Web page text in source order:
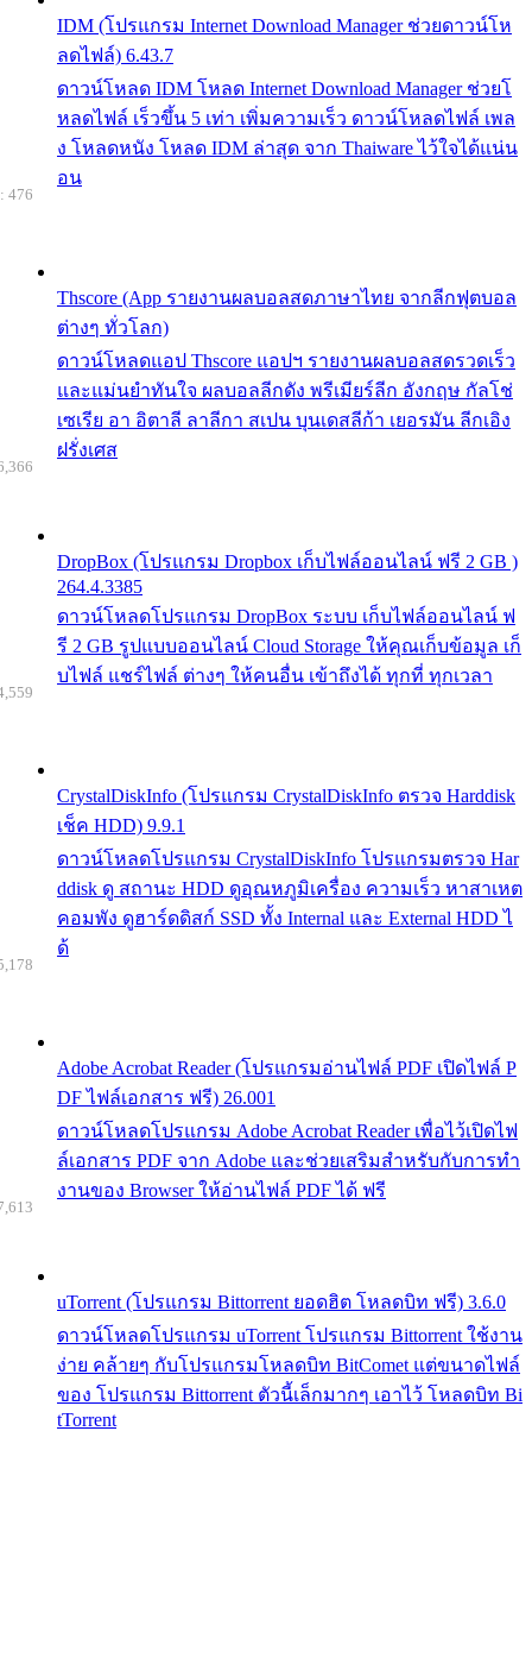
IDM (โปรแกรม Internet Download Manager ช่วยดาวน์โห
ลดไฟล์) 6.43.7
ดาวน์โหลด IDM โหลด Internet Download Manager ช่วยโ
หลดไฟล์ เร็วขึ้น 5 เท่า เพิ่มความเร็ว ดาวน์โหลดไฟล์ เพล
ง โหลดหนัง โหลด IDM ล่าสุด จาก Thaiware ไว้ใจได้แน่น
อน
Thscore (App รายงานผลบอลสดภาษาไทย จากลีกฟุตบอล
ต่างๆ ทั่วโลก)
ดาวน์โหลดแอป Thscore แอปฯ รายงานผลบอลสดรวดเร็ว
และแม่นยำทันใจ ผลบอลลีกดัง พรีเมียร์ลีก อังกฤษ กัลโช่
เซเรีย อา อิตาลี ลาลีกา สเปน บุนเดสลีก้า เยอรมัน ลีกเอิง
ฝรั่งเศส
476
DropBox (โปรแกรม Dropbox เก็บไฟล์ออนไลน์ ฟรี 2 GB )
264.4.3385
ดาวน์โหลดโปรแกรม DropBox ระบบ เก็บไฟล์ออนไลน์ ฟ
รี 2 GB รูปแบบออนไลน์ Cloud Storage ให้คุณเก็บข้อมูล เก็
บไฟล์ แชร์ไฟล์ ต่างๆ ให้คนอื่น เข้าถึงได้ ทุกที่ ทุกเวลา
CrystalDiskInfo (โปรแกรม CrystalDiskInfo ตรวจ Harddisk
เช็ค HDD) 9.9.1
ดาวน์โหลดโปรแกรม CrystalDiskInfo โปรแกรมตรวจ Har
ddisk ดู สถานะ HDD ดูอุณหภูมิเครื่อง ความเร็ว หาสาเหต
คอมพัง ดูฮาร์ดดิสก์ SSD ทั้ง Internal และ External HDD ไ
ด้
Adobe Acrobat Reader (โปรแกรมอ่านไฟล์ PDF เปิดไฟล์ P
DF ไฟล์เอกสาร ฟรี) 26.001
ดาวน์โหลดโปรแกรม Adobe Acrobat Reader เพื่อไว้เปิดไฟ
ล์เอกสาร PDF จาก Adobe และช่วยเสริมสำหรับกับการทำ
งานของ Browser ให้อ่านไฟล์ PDF ได้ ฟรี
uTorrent (โปรแกรม Bittorrent ยอดฮิต โหลดบิท ฟรี) 3.6.0
ดาวน์โหลดโปรแกรม uTorrent โปรแกรม Bittorrent ใช้งาน
ง่าย คล้ายๆ กับโปรแกรมโหลดบิท BitComet แต่ขนาดไฟล์
ของ โปรแกรม Bittorrent ตัวนี้เล็กมากๆ เอาไว้ โหลดบิท Bi
tTorrent